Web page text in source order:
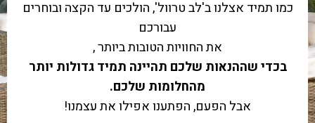
עבורכם
את החוויות הטובות ביותר ,
בכדי שההנאות שלכם תהיינה תמיד גדולות יותר
מהחלומות שלכם.
אבל הפעם, הפתענו אפילו את עצמנו!